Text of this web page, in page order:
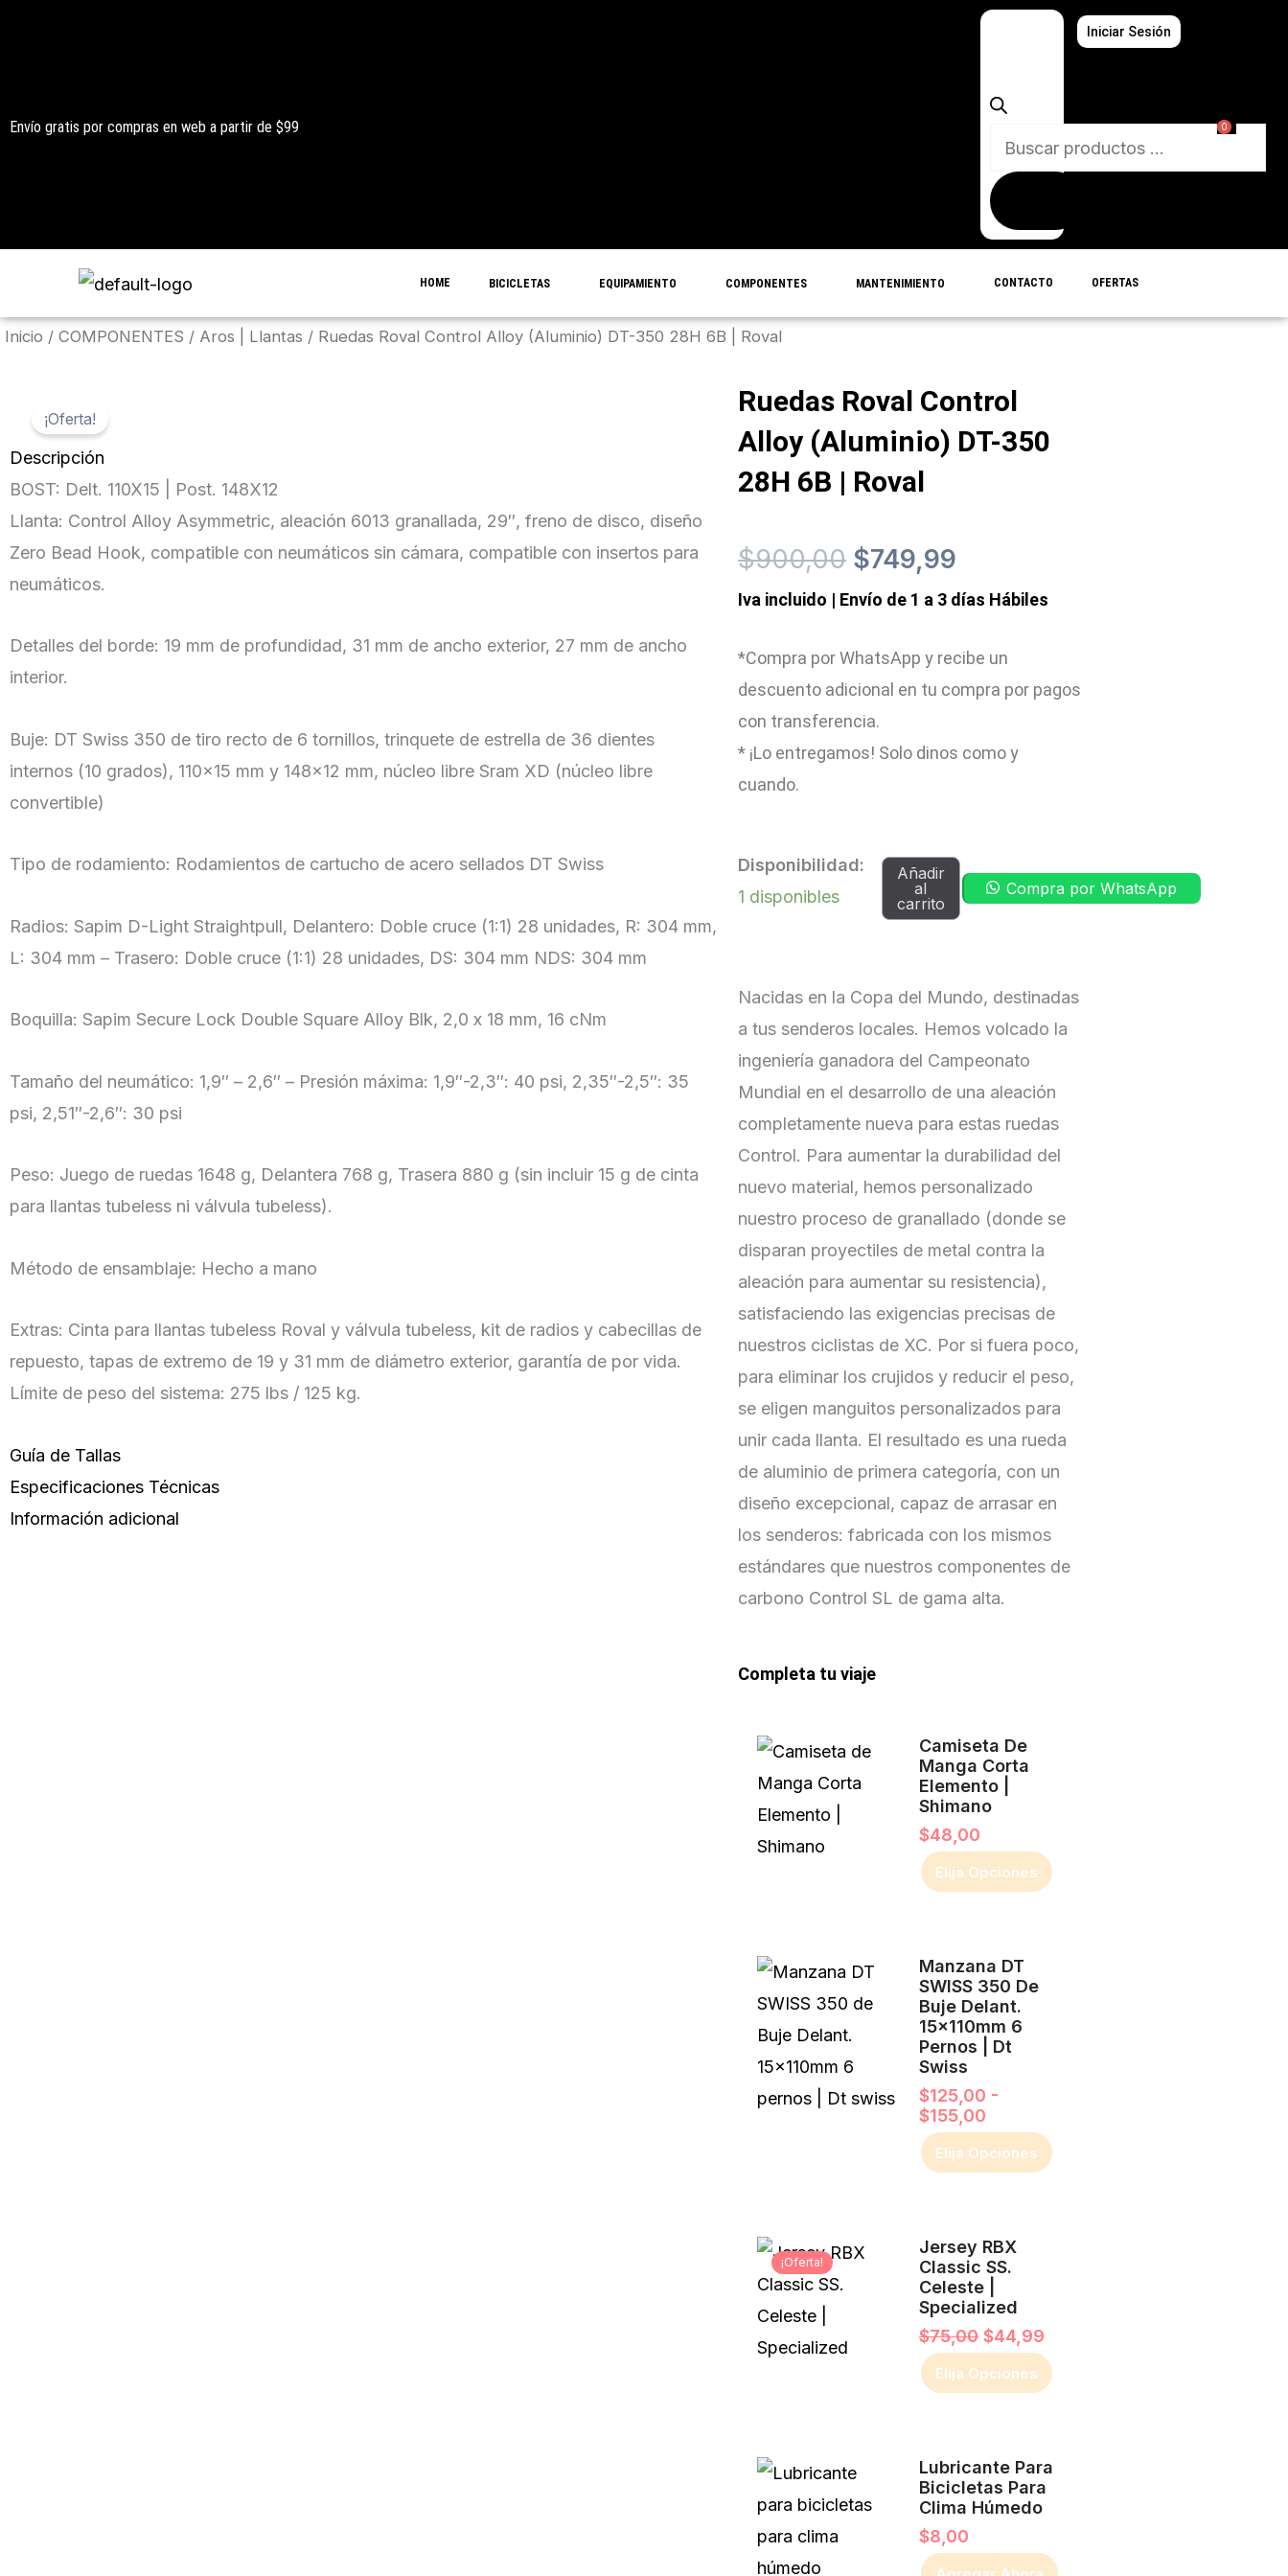
Envío gratis por compras en web a partir de $99
productos
Iniciar Sesión
0
HOME BICICLETAS EQUIPAMIENTO COMPONENTES MANTENIMIENTO CONTACTO OFERTAS
Inicio / COMPONENTES / Aros | Llantas / Ruedas Roval Control Alloy (Aluminio) DT-350 28H 6B | Roval
¡Oferta!
Descripción
BOST: Delt. 110X15 | Post. 148X12
Llanta: Control Alloy Asymmetric, aleación 6013 granallada, 29″, freno de disco, diseño
Zero Bead Hook, compatible con neumáticos sin cámara, compatible con insertos para
neumáticos.
Detalles del borde: 19 mm de profundidad, 31 mm de ancho exterior, 27 mm de ancho
interior.
Buje: DT Swiss 350 de tiro recto de 6 tornillos, trinquete de estrella de 36 dientes
internos (10 grados), 110×15 mm y 148×12 mm, núcleo libre Sram XD (núcleo libre
convertible)
Tipo de rodamiento: Rodamientos de cartucho de acero sellados DT Swiss
Radios: Sapim D-Light Straightpull, Delantero: Doble cruce (1:1) 28 unidades, R: 304 mm,
L: 304 mm – Trasero: Doble cruce (1:1) 28 unidades, DS: 304 mm NDS: 304 mm
Boquilla: Sapim Secure Lock Double Square Alloy Blk, 2,0 x 18 mm, 16 cNm
Tamaño del neumático: 1,9″ – 2,6″ – Presión máxima: 1,9″-2,3″: 40 psi, 2,35″-2,5″: 35
psi, 2,51″-2,6″: 30 psi
Peso: Juego de ruedas 1648 g, Delantera 768 g, Trasera 880 g (sin incluir 15 g de cinta
para llantas tubeless ni válvula tubeless).
Método de ensamblaje: Hecho a mano
Extras: Cinta para llantas tubeless Roval y válvula tubeless, kit de radios y cabecillas de
repuesto, tapas de extremo de 19 y 31 mm de diámetro exterior, garantía de por vida.
Límite de peso del sistema: 275 lbs / 125 kg.
Guía de Tallas
Especificaciones Técnicas
Información adicional
Ruedas Roval Control
Alloy (Aluminio) DT-350
28H 6B | Roval
$900,00 El
precio
original
era:
$900,00.
$749,99El
precio
actual
es:
$749,99.
Iva incluido | Envío de 1 a 3 días Hábiles
*Compra por WhatsApp y recibe un
descuento adicional en tu compra por pagos
con transferencia.
* ¡Lo entregamos! Solo dinos como y
cuando.
Disponibilidad:
1 disponibles
Ruedas
Roval
(Aluminio)
DT-
350
28H
6B
|
Roval
cantidad
Añadir
al
carrito
Compra por WhatsApp
Nacidas en la Copa del Mundo, destinadas
a tus senderos locales. Hemos volcado la
ingeniería ganadora del Campeonato
Mundial en el desarrollo de una aleación
completamente nueva para estas ruedas
Control. Para aumentar la durabilidad del
nuevo material, hemos personalizado
nuestro proceso de granallado (donde se
disparan proyectiles de metal contra la
aleación para aumentar su resistencia),
satisfaciendo las exigencias precisas de
nuestros ciclistas de XC. Por si fuera poco,
para eliminar los crujidos y reducir el peso,
se eligen manguitos personalizados para
unir cada llanta. El resultado es una rueda
de aluminio de primera categoría, con un
diseño excepcional, capaz de arrasar en
los senderos: fabricada con los mismos
estándares que nuestros componentes de
carbono Control SL de gama alta.
Completa tu viaje
Camiseta De
Manga Corta
Elemento |
Shimano
$48,00
Elija Opciones
producto
tiene
múltiples
variantes.
Las
pueden
elegir
en
la
página
de
producto
Manzana DT
SWISS 350 De
Buje Delant.
15x110mm 6
Pernos | Dt
Swiss
$125,00 -
$155,00
de
precios:
desde
$125,00
hasta
Elija Opciones
producto
tiene
múltiples
variantes.
Las
opciones
se
elegir
en
la
página
de
producto
¡Oferta!
Jersey RBX
Classic SS.
Celeste |
Specialized
$75,00
precio
original
era:
$75,00.
$44,99
Elija Opciones
producto
tiene
múltiples
variantes.
Las
pueden
elegir
en
Lubricante Para
Bicicletas Para
Clima Húmedo
$8,00